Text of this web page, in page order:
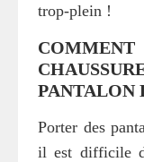
trop-plein !
PANTALON
Porter des
il est difficile